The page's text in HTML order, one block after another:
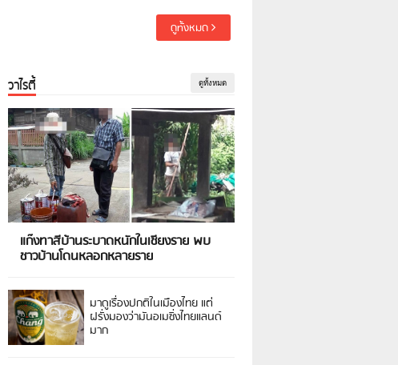
ดูทั้งหมด
วาไรตี้ ดูทั้งหมด
แก๊งทาสีบ้านระบาดหนักในเชียงราย พบ
ชาวบ้านโดนหลอกหลายราย
มาดูเรื่องปกติในเมืองไทย แต่
ฝรั่งมองว่ามันอเมซิ่งไทยแลนด์
มาก